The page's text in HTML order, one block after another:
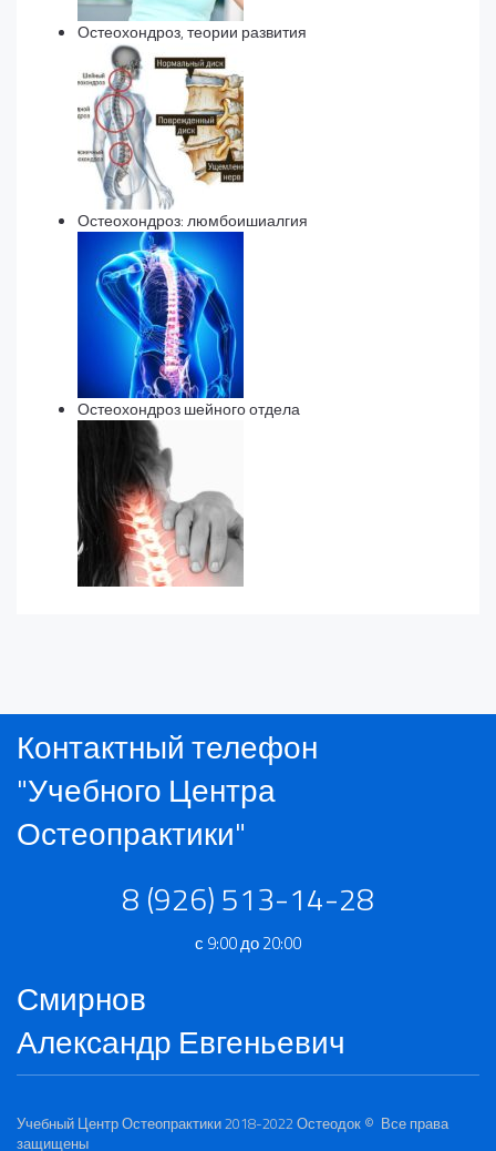
Остеохондроз, теории развития
Остеохондроз: люмбоишиалгия
Остеохондроз шейного отдела
Контактный телефон
"Учебного Центра
Остеопрактики"
8 (926) 513-14-28
с 9:00 до 20:00
Смирнов
Александр Евгеньевич
Учебный Центр Остеопрактики 2018-2022 Остеодок © Все права
защищены